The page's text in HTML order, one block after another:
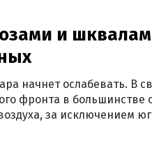
и
начнет ослабевать. В
фронта в большинстве
за исключением